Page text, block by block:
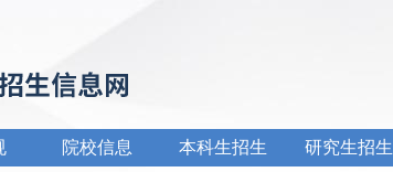
院校信息 本科生招生 研究生招生